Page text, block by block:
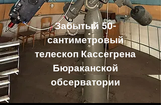
Забытый 50-
сантиметровый
телескоп Кассегрена
Бюраканской
обсерватории